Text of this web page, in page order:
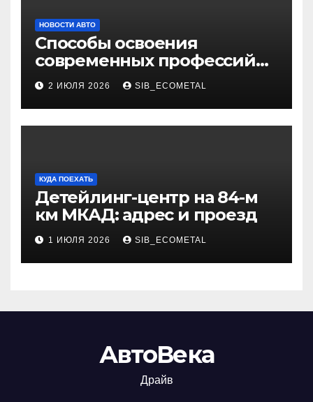
НОВОСТИ АВТО
Способы освоения
современных профессий
через онлайн-курсы
2 ИЮЛЯ 2026 SIB_ECOMETAL
КУДА ПОЕХАТЬ
Детейлинг-центр на 84-м
км МКАД: адрес и проезд
1 ИЮЛЯ 2026 SIB_ECOMETAL
АвтоВека
Драйв